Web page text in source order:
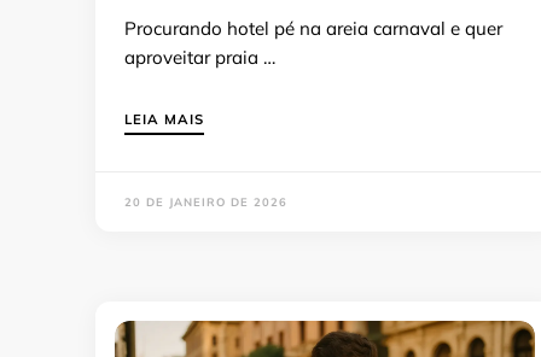
Procurando hotel pé na areia carnaval e quer
aproveitar praia …
LEIA MAIS
20 DE JANEIRO DE 2026